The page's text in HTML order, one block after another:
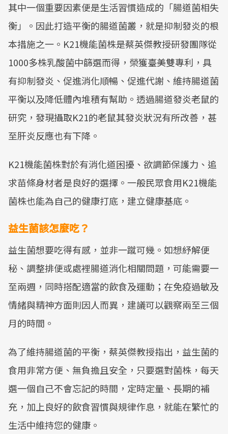
其中一個重要因素便是生活習慣造成的「腸道菌相失
衡」。因此打造平衡的腸道菌叢，就是抑制發炎的根
本措施之一。K21機能菌株是蔡英傑教授研發團隊從
1000多株乳酸菌中篩選而得，榮獲臺美雙專利，具
有抑制發炎、促進消化順暢、促進代謝、維持腸道菌
平衡以及降低體內堆積有幫助。透過腸道發炎老鼠的
研究，發現攝取K21的老鼠其發炎狀況有所改善，甚
至肝炎反應也有下降。
K21機能菌株對於有消化道困擾、欲調節保護力、追
求苗條身材者是良好的選擇。一般民眾食用K21機能
菌株也能為自己的健康打底，建立健康基底。
益生菌該怎麼吃？
益生菌想要吃得有感，並非一蹴可幾。如想紓解便
秘、調整排便或處裡腸道消化相關問題，可能需要一
至兩週，同時搭配適當的飲食及運動；在免疫過敏及
情緒與精神方面則因人而異，建議可以觀察兩至三個
月的時間。
為了維持腸道菌的平衡，蔡英傑教授指出，益生菌的
食用非常方便、無負擔且安全，只要選對菌株，每天
選一個自己不會忘記的時間，定時定量、長期的補
充，加上良好的飲食習慣與規律作息，就能在繁忙的
生活中維持您的健康。